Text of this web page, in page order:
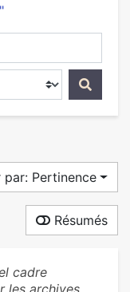
par: Pertinence
Résumés
cadre